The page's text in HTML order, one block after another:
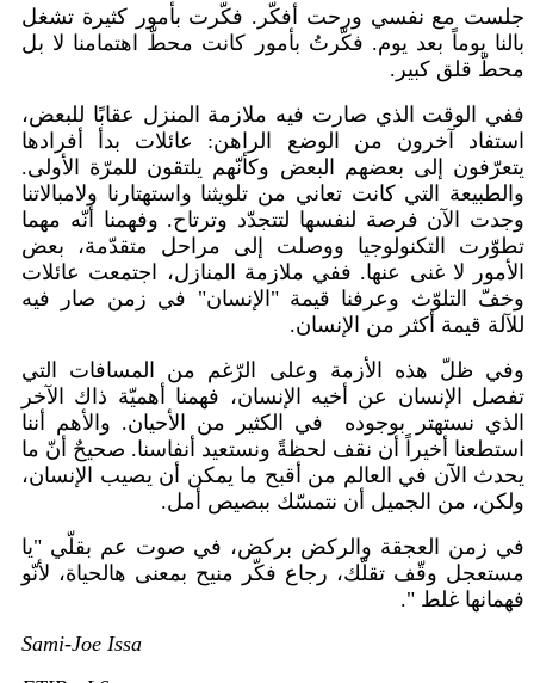
جلست مع نفسي ورحت أفكّر. فكّرت بأمور كثيرة تشغل
بالنا يوماً بعد يوم. فكّرتُ بأمور كانت محطّ اهتمامنا لا بل
محطّ قلق كبير.
ففي الوقت الذي صارت فيه ملازمة المنزل عقابًا للبعض،
استفاد آخرون من الوضع الراهن: عائلات بدأ أفرادها
يتعرّفون إلى بعضهم البعض وكأنّهم يلتقون للمرّة الأولى.
والطبيعة التي كانت تعاني من تلويثنا واستهتارنا ولامبالاتنا
وجدت الآن فرصة لنفسها لتتجدّد وترتاح. وفهمنا أنّه مهما
تطوّرت التكنولوجيا ووصلت إلى مراحل متقدّمة، بعض
الأمور لا غنى عنها. ففي ملازمة المنازل، اجتمعت عائلات
وخفّ التلوّث وعرفنا قيمة "الإنسان" في زمن صار فيه
للآلة قيمة أكثر من الإنسان.
وفي ظلّ هذه الأزمة وعلى الرّغم من المسافات التي
تفصل الإنسان عن أخيه الإنسان، فهمنا أهميّة ذاك الآخر
الذي نستهتر بوجوده في الكثير من الأحيان. والأهم أننا
استطعنا أخيراً أن نقف لحظةً ونستعيد أنفاسنا. صحيحٌ أنّ ما
يحدث الآن في العالم من أقبح ما يمكن أن يصيب الإنسان،
ولكن، من الجميل أن نتمسّك ببصيص أمل.
في زمن العجقة والركض بركض، في صوت عم بقلّي "يا
مستعجل وقّف تقلّك، رجاع فكّر منيح بمعنى هالحياة، لأنّو
فهمانها غلط ".
Sami-Joe Issa